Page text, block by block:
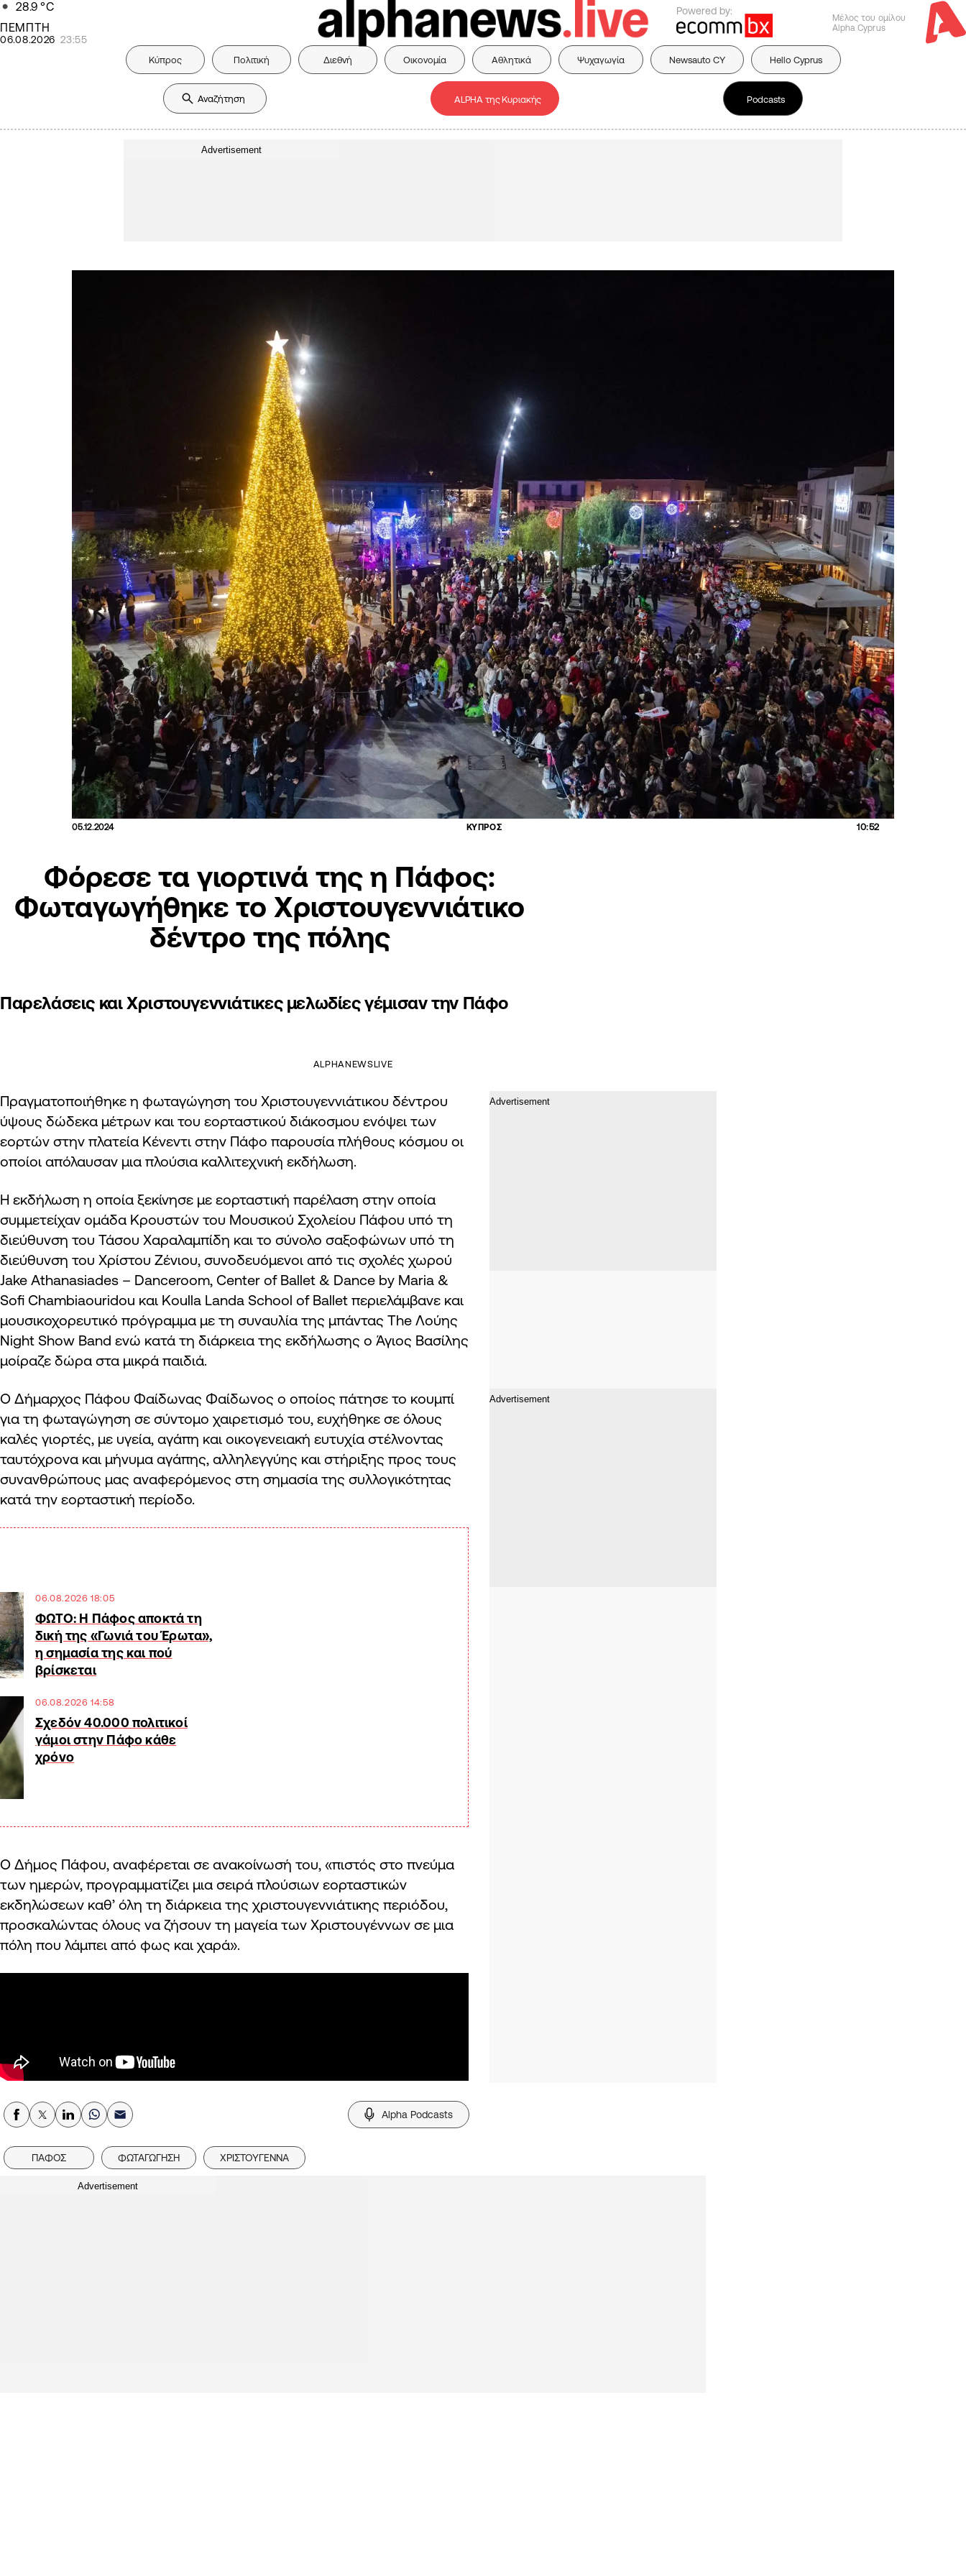
28.9 °C
ΠΕΜΠΤΗ
06.08.2026 23:55
Powered by:
Μέλος του ομίλου
Alpha Cyprus
Κύπρος Πολιτική Διεθνή Οικονομία Αθλητικά Ψυχαγωγία Newsauto CY Hello Cyprus
ALPHA της Κυριακής Podcasts
Advertisement
05.12.2024 ΚΥΠΡΟΣ 10:52
Φόρεσε τα γιορτινά της η Πάφος:
Φωταγωγήθηκε το Χριστουγεννιάτικο
δέντρο της πόλης
Παρελάσεις και Χριστουγεννιάτικες μελωδίες γέμισαν την Πάφο
ALPHANEWSLIVE
Πραγματοποιήθηκε η φωταγώγηση του Χριστουγεννιάτικου δέντρου
ύψους δώδεκα μέτρων και του εορταστικού διάκοσμου ενόψει των
εορτών στην πλατεία Κένεντι στην Πάφο παρουσία πλήθους κόσμου οι
οποίοι απόλαυσαν μια πλούσια καλλιτεχνική εκδήλωση.
Η εκδήλωση η οποία ξεκίνησε με εορταστική παρέλαση στην οποία
συμμετείχαν ομάδα Κρουστών του Μουσικού Σχολείου Πάφου υπό τη
διεύθυνση του Τάσου Χαραλαμπίδη και το σύνολο σαξοφώνων υπό τη
διεύθυνση του Χρίστου Ζένιου, συνοδευόμενοι από τις σχολές χωρού
Jake Athanasiades – Danceroom, Center of Ballet & Dance by Maria &
Sofi Chambiaouridou και Koulla Landa School of Ballet περιελάμβανε και
μουσικοχορευτικό πρόγραμμα με τη συναυλία της μπάντας The Λούης
Night Show Band ενώ κατά τη διάρκεια της εκδήλωσης ο Άγιος Βασίλης
μοίραζε δώρα στα μικρά παιδιά.
Ο Δήμαρχος Πάφου Φαίδωνας Φαίδωνος ο οποίος πάτησε το κουμπί
για τη φωταγώγηση σε σύντομο χαιρετισμό του, ευχήθηκε σε όλους
καλές γιορτές, με υγεία, αγάπη και οικογενειακή ευτυχία στέλνοντας
ταυτόχρονα και μήνυμα αγάπης, αλληλεγγύης και στήριξης προς τους
συνανθρώπους μας αναφερόμενος στη σημασία της συλλογικότητας
κατά την εορταστική περίοδο.
06.08.2026 18:05
ΦΩΤΟ: Η Πάφος αποκτά τη
δική της «Γωνιά του Έρωτα»,
η σημασία της και πού
βρίσκεται
06.08.2026 14:58
Σχεδόν 40.000 πολιτικοί
γάμοι στην Πάφο κάθε
χρόνο
Ο Δήμος Πάφου, αναφέρεται σε ανακοίνωσή του, «πιστός στο πνεύμα
των ημερών, προγραμματίζει μια σειρά πλούσιων εορταστικών
εκδηλώσεων καθ’ όλη τη διάρκεια της χριστουγεννιάτικης περιόδου,
προσκαλώντας όλους να ζήσουν τη μαγεία των Χριστουγέννων σε μια
πόλη που λάμπει από φως και χαρά».
Alpha Podcasts
ΠΑΦΟΣ ΦΩΤΑΓΩΓΗΣΗ ΧΡΙΣΤΟΥΓΕΝΝΑ
Advertisement